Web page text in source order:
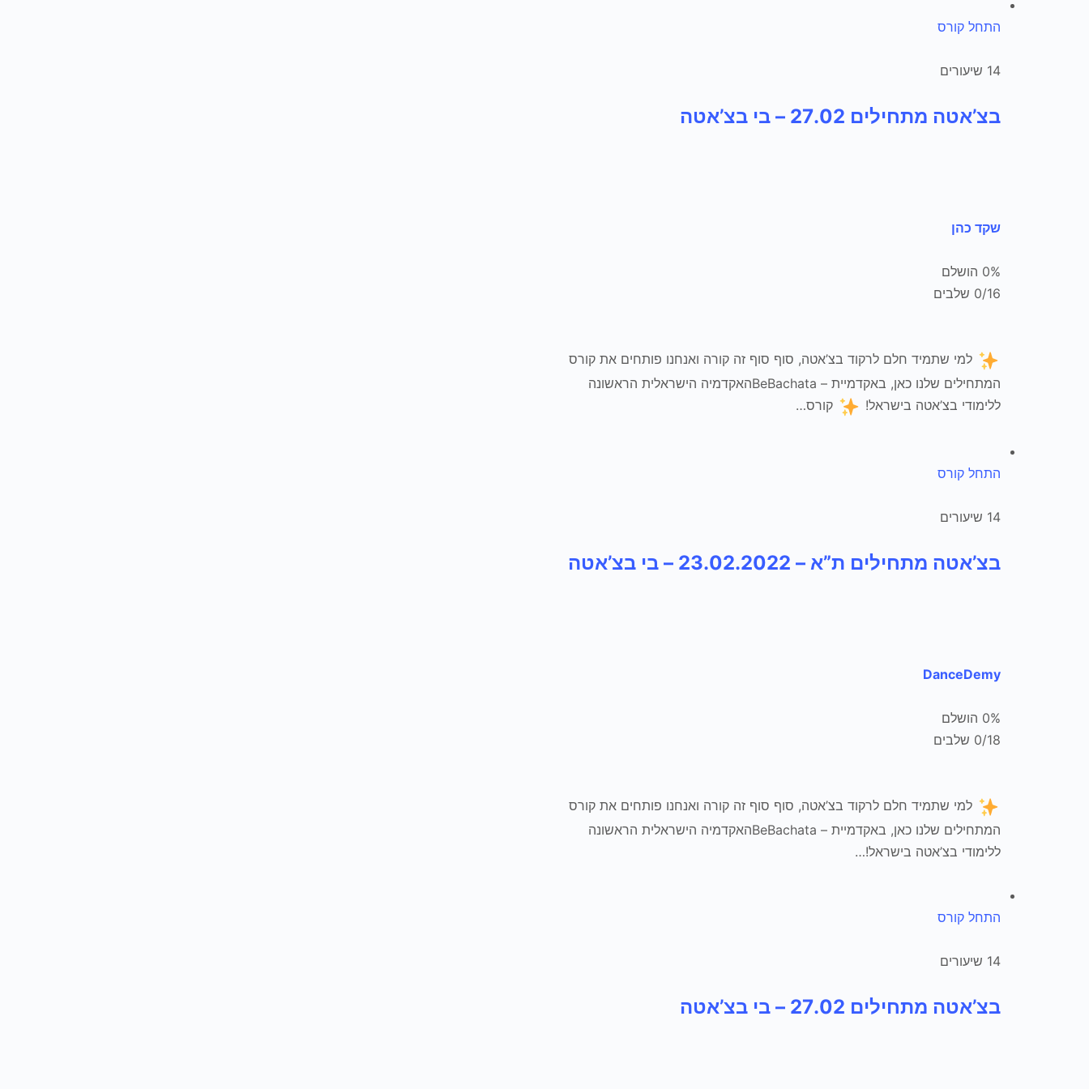
התחל קורס
14 שיעורים
בצ’אטה מתחילים 27.02 – בי בצ’אטה
שקד כהן
0% הושלם
0/16 שלבים
למי שתמיד חלם לרקוד בצ’אטה, סוף סוף זה קורה ואנחנו פותחים את קורס
המתחילים שלנו כאן, באקדמיית – BeBachataהאקדמיה הישראלית הראשונה
ללימודי בצ’אטה בישראל!
קורס…
התחל קורס
14 שיעורים
בצ’אטה מתחילים ת”א – 23.02.2022 – בי בצ’אטה
DanceDemy
0% הושלם
0/18 שלבים
למי שתמיד חלם לרקוד בצ’אטה, סוף סוף זה קורה ואנחנו פותחים את קורס
המתחילים שלנו כאן, באקדמיית – BeBachataהאקדמיה הישראלית הראשונה
ללימודי בצ’אטה בישראל!…
התחל קורס
14 שיעורים
בצ’אטה מתחילים 27.02 – בי בצ’אטה